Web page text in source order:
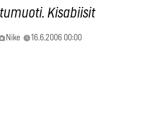
Kisabiisit
Nike 16.6.2006 00:00